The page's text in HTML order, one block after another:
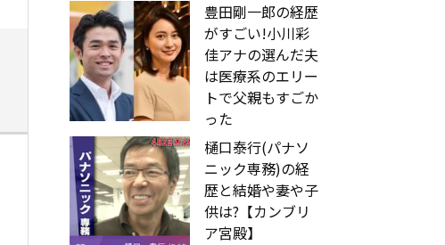
豊田剛一郎の経歴
がすごい!小川彩
佳アナの選んだ夫
は医療系のエリー
トで父親もすごか
った
樋口泰行(パナソ
ニック専務)の経
歴と結婚や妻や子
供は?【カンブリ
ア宮殿】